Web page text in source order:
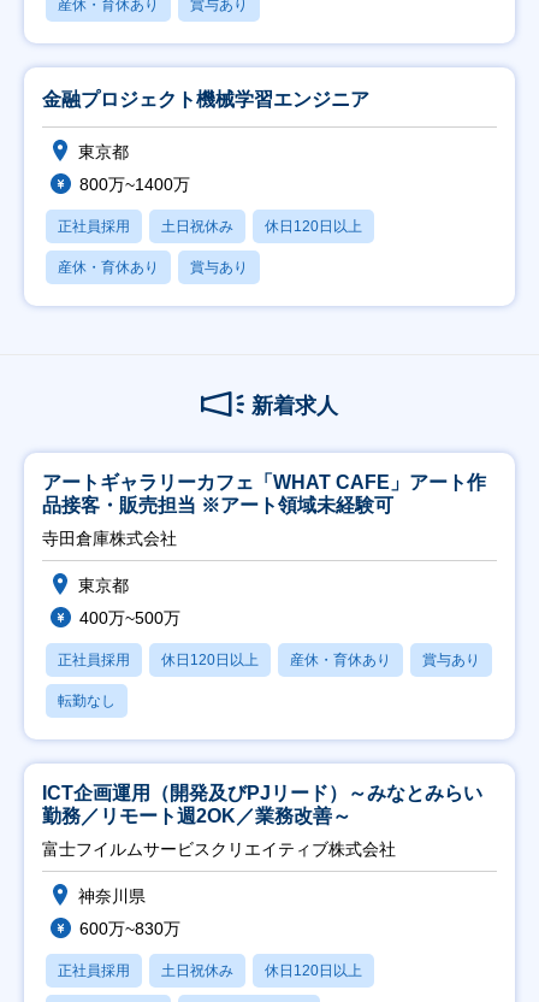
産休・育休あり 賞与あり
金融プロジェクト機械学習エンジニア
東京都
800万~1400万
正社員採用 土日祝休み 休日120日以上
産休・育休あり 賞与あり
新着求人
アートギャラリーカフェ「WHAT CAFE」アート作
品接客・販売担当 ※アート領域未経験可
寺田倉庫株式会社
東京都
400万~500万
正社員採用 休日120日以上 産休・育休あり 賞与あり
転勤なし
ICT企画運用（開発及びPJリード）～みなとみらい
勤務／リモート週2OK／業務改善～
富士フイルムサービスクリエイティブ株式会社
神奈川県
600万~830万
正社員採用 土日祝休み 休日120日以上